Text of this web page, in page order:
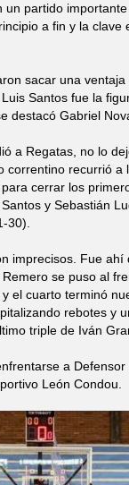
partido
a fin y la clave
sacar una
Santos fue la
destacó Gabriel
a Regatas, no lo
correntino recurrió a
cerrar los
y Sebastián
30).
imprecisos. Fue
se puso al
el cuarto terminó
rebotes y
triple de Iván
a
León Condou.